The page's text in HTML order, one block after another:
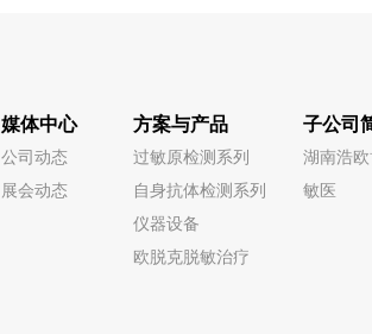
媒体中心
公司动态
展会动态
方案与产品
过敏原检测系列
自身抗体检测系列
仪器设备
欧脱克脱敏治疗
子公司
湖南浩
敏医